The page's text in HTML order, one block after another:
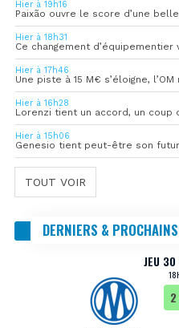
Hier à 19h16
Paixão ouvre le score d’une
Hier à 18h31
Ce changement
Hier à 17h46
Une piste à 15 M€ s’éloigne,
Hier à 16h28
Lorenzi tient un accord, un
Hier à 15h06
Genesio tient peut-être son
TOUT VOIR
DERNIERS &
JEU 30
2